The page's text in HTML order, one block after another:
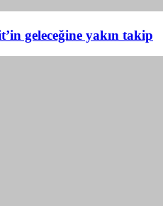
geleceğine yakın takip